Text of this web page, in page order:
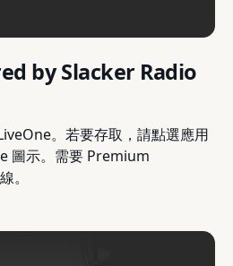
by Slacker Radio
。若要存取，請點選應用
圖示。需要 Premium
。